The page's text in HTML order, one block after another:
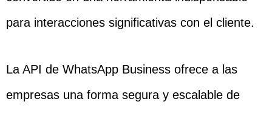
para interacciones significativas con el cliente.
La API de WhatsApp Business ofrece a las
empresas una forma segura y escalable de